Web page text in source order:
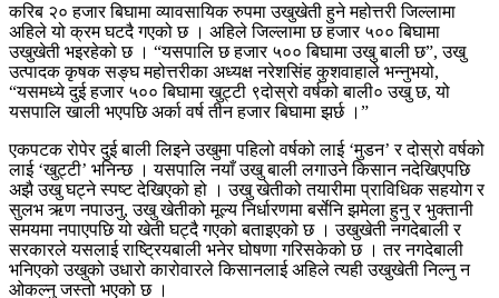
करिब २० हजार बिघामा व्यावसायिक रुपमा उखुखेती हुने महोत्तरी जिल्लामा
अहिले यो क्रम घटदै गएको छ । अहिले जिल्लामा छ हजार ५०० बिघामा
उखुखेती भइरहेको छ । “यसपालि छ हजार ५०० बिघामा उखु बाली छ”, उखु
उत्पादक कृषक सङ्घ महोत्तरीका अध्यक्ष नरेशसिंह कुशवाहाले भन्नुभयो,
“यसमध्ये दुई हजार ५०० बिघामा खुट्टी ९दोस्रो वर्षको बाली० उखु छ, यो
यसपालि खाली भएपछि अर्का वर्ष तीन हजार बिघामा झर्छ ।”
एकपटक रोपेर दुई बाली लिइने उखुमा पहिलो वर्षको लाई ‘मुडन’ र दोस्रो वर्षको
लाई ‘खुट्टी’ भनिन्छ । यसपालि नयाँ उखु बाली लगाउने किसान नदेखिएपछि
अझै उखु घट्ने स्पष्ट देखिएको हो । उखु खेतीको तयारीमा प्राविधिक सहयोग र
सुलभ ऋण नपाउनु, उखु खेतीको मूल्य निर्धारणमा बर्सेनि झमेला हुनु र भुक्तानी
समयमा नपाएपछि यो खेती घट्दै गएको बताइएको छ । उखुखेती नगदेबाली र
सरकारले यसलाई राष्ट्रियबाली भनेर घोषणा गरिसकेको छ । तर नगदेबाली
भनिएको उखुको उधारो कारोवारले किसानलाई अहिले त्यही उखुखेती निल्नु न
ओकल्नु जस्तो भएको छ ।